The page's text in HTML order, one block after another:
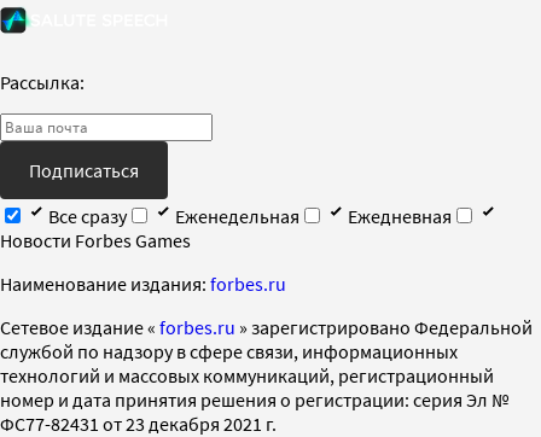
Рассылка:
Подписаться
Все сразу
Еженедельная
Ежедневная
Новости Forbes Games
Наименование издания: forbes.ru
Cетевое издание « forbes.ru » зарегистрировано Федеральной
службой по надзору в сфере связи, информационных
технологий и массовых коммуникаций, регистрационный
номер и дата принятия решения о регистрации: серия Эл №
ФС77-82431 от 23 декабря 2021 г.